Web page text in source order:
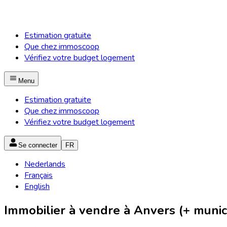
Estimation gratuite
Que chez immoscoop
Vérifiez votre budget logement
Menu
Estimation gratuite
Que chez immoscoop
Vérifiez votre budget logement
Se connecter FR
Nederlands
Français
English
Immobilier à vendre à Anvers (+